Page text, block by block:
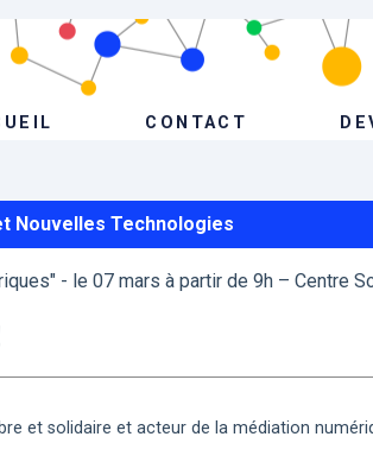
CONTACT
Nouvelles Technologies
- le 07 mars à partir de 9h – Centre
et solidaire et acteur de la médiation